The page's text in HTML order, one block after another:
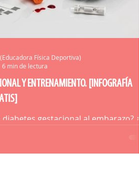
Y ENTRENAMIENTO. [INFOGRAFÍA
gestacional al embarazo? ¿y
Física Deportiva)
6 min de lectura